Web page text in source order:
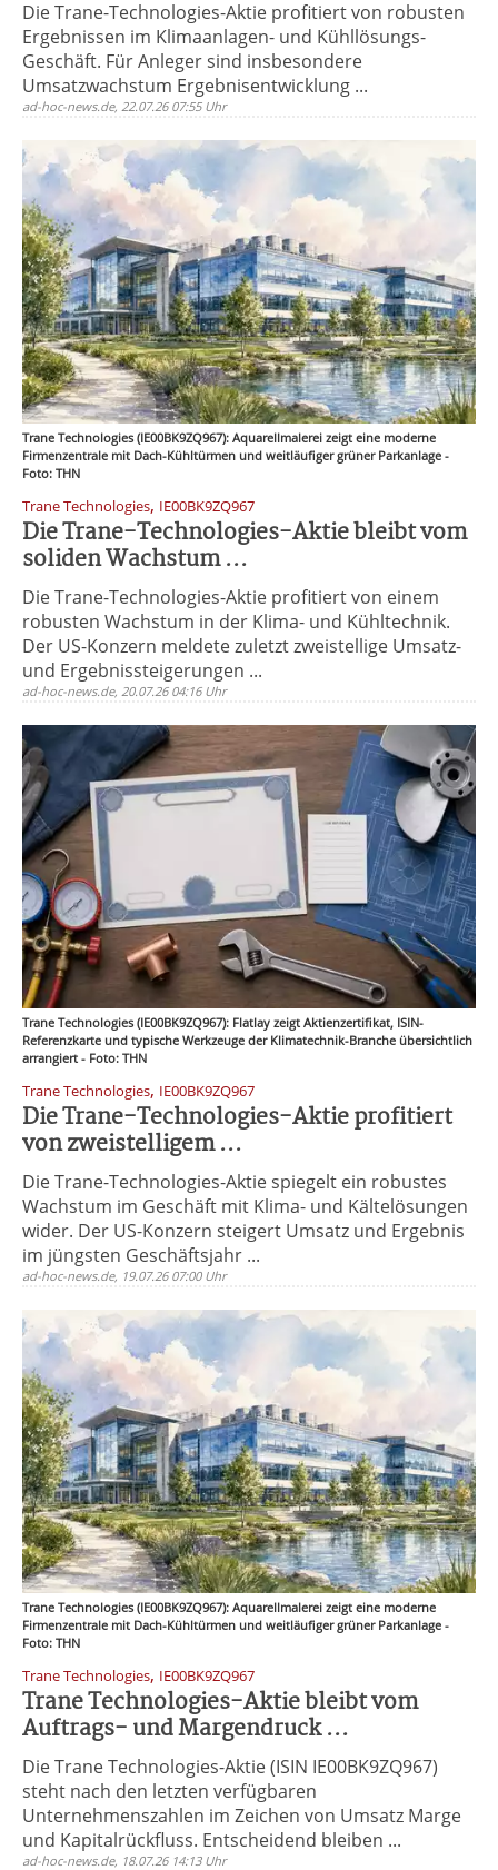
Die Trane-Technologies-Aktie profitiert von robusten
Ergebnissen im Klimaanlagen- und Kühllösungs-
Geschäft. Für Anleger sind insbesondere
Umsatzwachstum Ergebnisentwicklung ...
ad-hoc-news.de, 22.07.26 07:55 Uhr
Trane Technologies (IE00BK9ZQ967): Aquarellmalerei zeigt eine moderne
Firmenzentrale mit Dach-Kühltürmen und weitläufiger grüner Parkanlage -
Foto: THN
Trane Technologies, IE00BK9ZQ967
Die Trane-Technologies-Aktie bleibt vom
soliden Wachstum ...
Die Trane-Technologies-Aktie profitiert von einem
robusten Wachstum in der Klima- und Kühltechnik.
Der US-Konzern meldete zuletzt zweistellige Umsatz-
und Ergebnissteigerungen ...
ad-hoc-news.de, 20.07.26 04:16 Uhr
Trane Technologies (IE00BK9ZQ967): Flatlay zeigt Aktienzertifikat, ISIN-
Referenzkarte und typische Werkzeuge der Klimatechnik-Branche übersichtlich
arrangiert - Foto: THN
Trane Technologies, IE00BK9ZQ967
Die Trane-Technologies-Aktie profitiert
von zweistelligem ...
Die Trane-Technologies-Aktie spiegelt ein robustes
Wachstum im Geschäft mit Klima- und Kältelösungen
wider. Der US-Konzern steigert Umsatz und Ergebnis
im jüngsten Geschäftsjahr ...
ad-hoc-news.de, 19.07.26 07:00 Uhr
Trane Technologies (IE00BK9ZQ967): Aquarellmalerei zeigt eine moderne
Firmenzentrale mit Dach-Kühltürmen und weitläufiger grüner Parkanlage -
Foto: THN
Trane Technologies, IE00BK9ZQ967
Trane Technologies-Aktie bleibt vom
Auftrags- und Margendruck ...
Die Trane Technologies-Aktie (ISIN IE00BK9ZQ967)
steht nach den letzten verfügbaren
Unternehmenszahlen im Zeichen von Umsatz Marge
und Kapitalrückfluss. Entscheidend bleiben ...
ad-hoc-news.de, 18.07.26 14:13 Uhr